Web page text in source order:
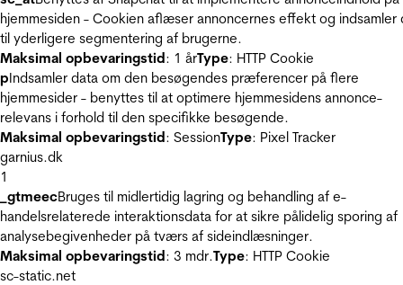
hjemmesiden - Cookien aflæser annoncernes effekt og indsamler
til yderligere segmentering af brugerne.
Maksimal opbevaringstid: 1 årType: HTTP Cookie
pIndsamler data om den besøgendes præferencer på flere
hjemmesider - benyttes til at optimere hjemmesidens annonce-
relevans i forhold til den specifikke besøgende.
Maksimal opbevaringstid: SessionType: Pixel Tracker
garnius.dk
1
_gtmeecBruges til midlertidig lagring og behandling af e-
handelsrelaterede interaktionsdata for at sikre pålidelig sporing af
analysebegivenheder på tværs af sideindlæsninger.
Maksimal opbevaringstid: 3 mdr.Type: HTTP Cookie
sc-static.net